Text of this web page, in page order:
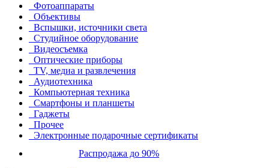
Фотоаппараты
Объективы
Вспышки, источники света
Студийное оборудование
Видеосъемка
Оптические приборы
TV, медиа и развлечения
Аудиотехника
Компьютерная техника
Смартфоны и планшеты
Гаджеты
Прочее
Электронные подарочные сертификаты
Распродажа до 90%